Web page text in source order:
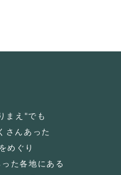
まえ"でも
さんあった
めぐり
た各地にある